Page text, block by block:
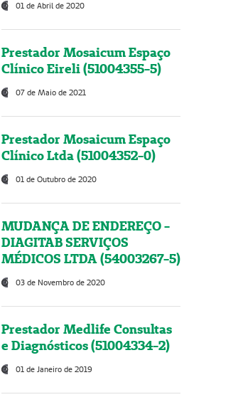
01 de Abril de 2020
Prestador Mosaicum Espaço
Clínico Eireli (51004355-5)
07 de Maio de 2021
Prestador Mosaicum Espaço
Clínico Ltda (51004352-0)
01 de Outubro de 2020
MUDANÇA DE ENDEREÇO -
DIAGITAB SERVIÇOS
MÉDICOS LTDA (54003267-5)
03 de Novembro de 2020
Prestador Medlife Consultas
e Diagnósticos (51004334-2)
01 de Janeiro de 2019